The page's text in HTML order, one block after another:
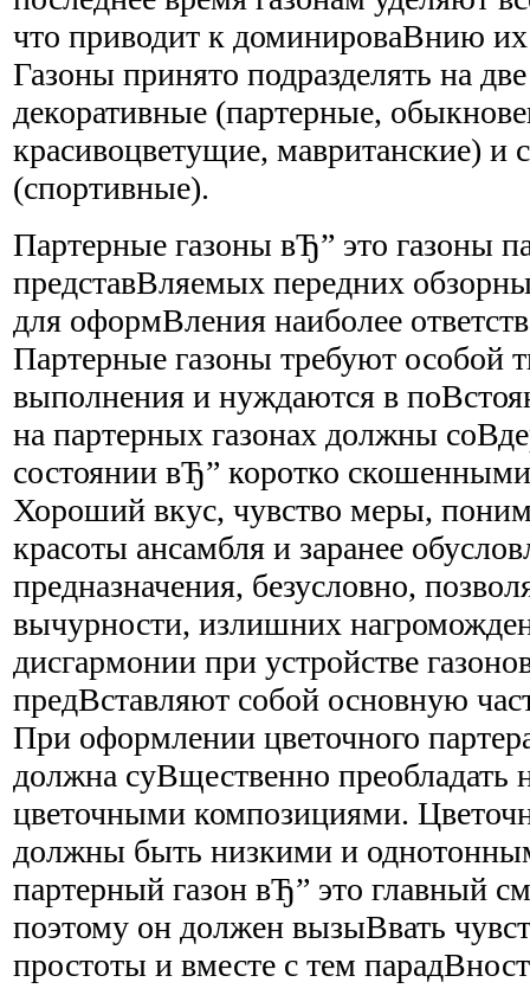
что приводит к доминироваВ­нию их
Газоны принято подразделять на
декоративные (партерные,
красивоцветущие, мавританские) и
(спортивные).
Партерные газоны вЂ” это газоны
представВ­ляемых передних
для оформВ­ления наиболее
Партерные газоны требуют особой
выполнения и нуждаются в
на партерных газонах должны
состоянии вЂ” коротко
Хороший вкус, чувство меры,
красоты ансамбля и заранее
предназначения, безусловно,
вычурности, излишних
дисгармонии при устройстве
предВ­ставляют собой основную
При оформлении цветочного
должна суВ­щественно преобладать
цветочными композициями.
должны быть низкими и
партерный газон вЂ” это главный
поэтому он должен вызыВ­вать
простоты и вместе с тем